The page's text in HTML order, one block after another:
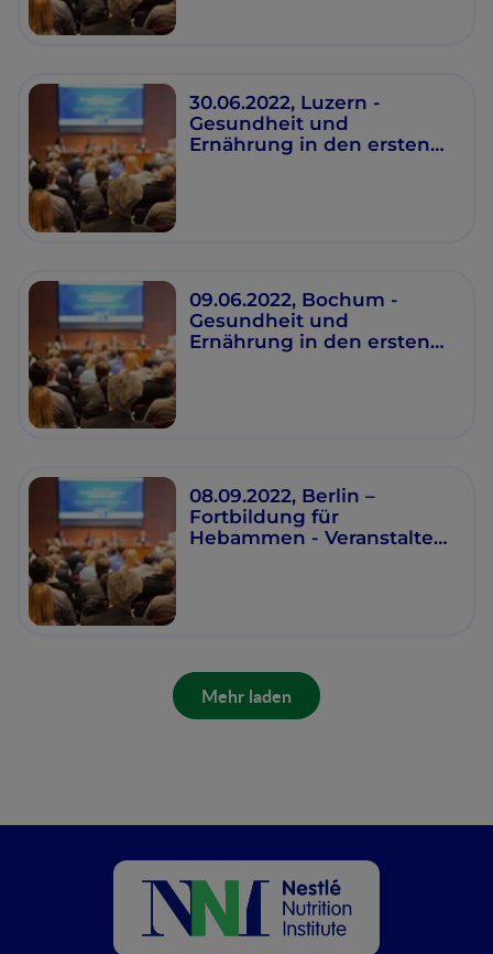
30.06.2022, Luzern -
Gesundheit und
Ernährung in den ersten
09.06.2022, Bochum -
Gesundheit und
Ernährung in den ersten
08.09.2022, Berlin –
Fortbildung für
Hebammen - Veranstalter:
Mehr laden